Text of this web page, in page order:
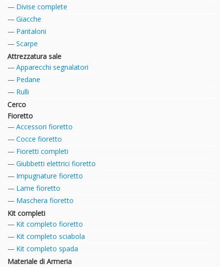
Divise complete
Giacche
Pantaloni
Scarpe
Attrezzatura sale
Apparecchi segnalatori
Pedane
Rulli
Cerco
Fioretto
Accessori fioretto
Cocce fioretto
Fioretti completi
Giubbetti elettrici fioretto
Impugnature fioretto
Lame fioretto
Maschera fioretto
Kit completi
Kit completo fioretto
Kit completo sciabola
Kit completo spada
Materiale di Armeria